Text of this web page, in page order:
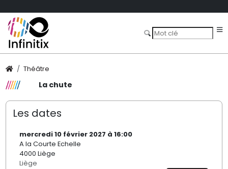
Théâtre
La chute
Les dates
mercredi 10 février 2027 à 16:00
A la Courte Echelle
4000 Liège
Liège